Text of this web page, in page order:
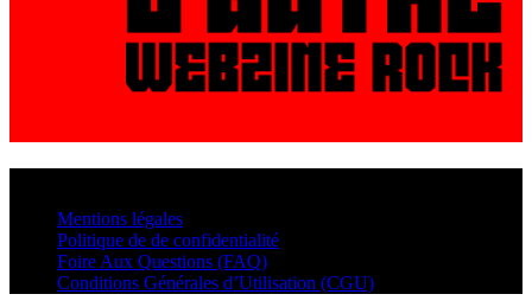
Mentions légales
Politique de de confidentialité
Foire Aux Questions (FAQ)
Conditions Générales d’Utilisation (CGU)